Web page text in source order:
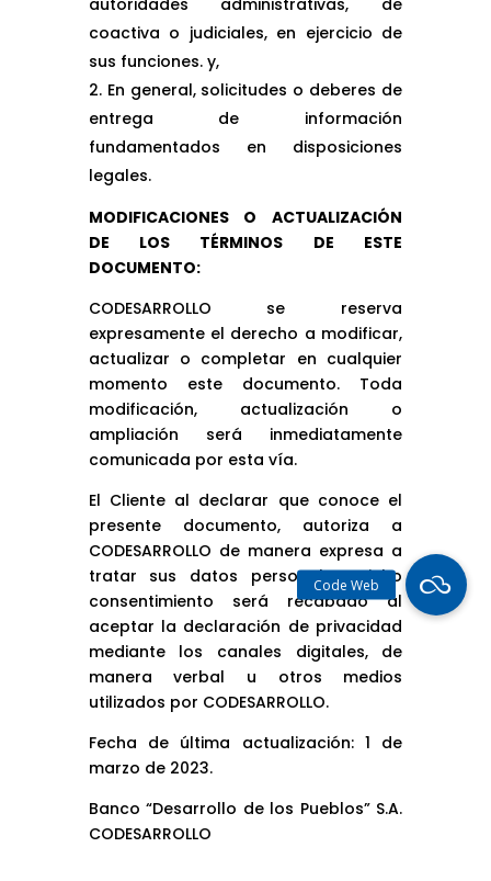
autoridades administrativas, de
coactiva o judiciales, en ejercicio de
sus funciones. y,
En general, solicitudes o deberes de
entrega de información
fundamentados en disposiciones
legales.
MODIFICACIONES O ACTUALIZACIÓN
DE LOS TÉRMINOS DE ESTE
DOCUMENTO:
CODESARROLLO se reserva
expresamente el derecho a modificar,
actualizar o completar en cualquier
momento este documento. Toda
modificación, actualización o
ampliación será inmediatamente
comunicada por esta vía.
El Cliente al declarar que conoce el
presente documento, autoriza a
CODESARROLLO de manera expresa a
tratar sus datos personales. Dicho
consentimiento será recabado al
aceptar la declaración de privacidad
mediante los canales digitales, de
manera verbal u otros medios
utilizados por CODESARROLLO.
Fecha de última actualización: 1 de
marzo de 2023.
Banco “Desarrollo de los Pueblos” S.A.
CODESARROLLO